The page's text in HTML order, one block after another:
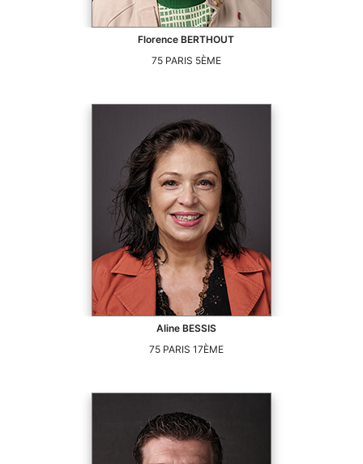
Florence BERTHOUT
75 PARIS 5ÈME
Aline BESSIS
75 PARIS 17ÈME